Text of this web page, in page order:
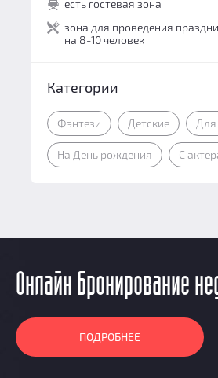
Персонал и безопасность:
есть гостевая зона
зона для проведения
на 8-10 человек
Категории
Фэнтези Детские Для
На День рождения С
Онлайн бронирование
ПОДРОБНЕЕ